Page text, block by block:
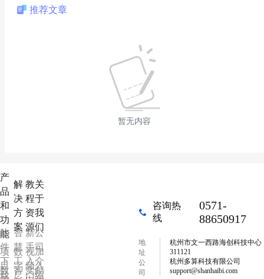
推荐文章
暂无内容
产
品
和
功
能
软
件
下
载
项
目
数
解
决
方
案
智
慧
工
厂
数
字
智
教
程
资
源
新
手
入
门
视
频
文
关
于
我
们
公
司
介
绍
加
入
邮
咨询热
线
0571-
88650917
地
址
公
司
杭州市文一西路海创科技中心
311121
杭州多算科技有限公司
support@shanhaibi.com